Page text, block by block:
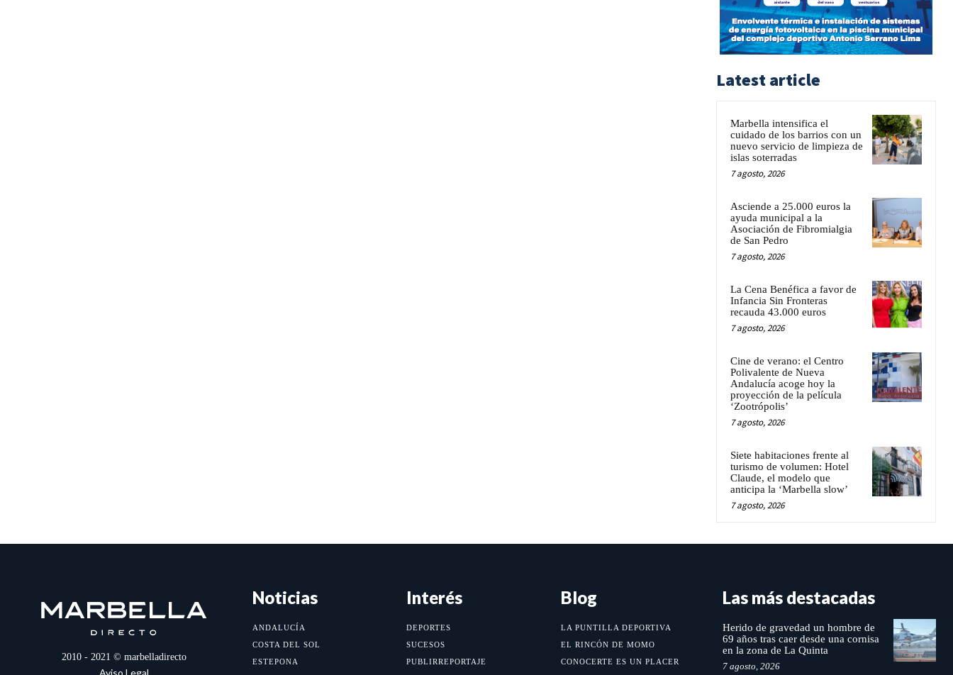
Latest article
Marbella intensifica el
cuidado de los barrios con un
nuevo servicio de limpieza de
islas soterradas
7 agosto, 2026
Asciende a 25.000 euros la
ayuda municipal a la
Asociación de Fibromialgia
de San Pedro
7 agosto, 2026
La Cena Benéfica a favor de
Infancia Sin Fronteras
recauda 43.000 euros
7 agosto, 2026
Cine de verano: el Centro
Polivalente de Nueva
Andalucía acoge hoy la
proyección de la película
‘Zootrópolis’
7 agosto, 2026
Siete habitaciones frente al
turismo de volumen: Hotel
Claude, el modelo que
anticipa la ‘Marbella slow’
7 agosto, 2026
2010 - 2021 © marbelladirecto
Aviso Legal
Noticias
ANDALUCÍA
COSTA DEL SOL
ESTEPONA
Interés
DEPORTES
SUCESOS
PUBLIRREPORTAJE
Blog
LA PUNTILLA DEPORTIVA
EL RINCÓN DE MOMO
CONOCERTE ES UN PLACER
Las más destacadas
Herido de gravedad un hombre de
69 años tras caer desde una cornisa
en la zona de La Quinta
7 agosto, 2026